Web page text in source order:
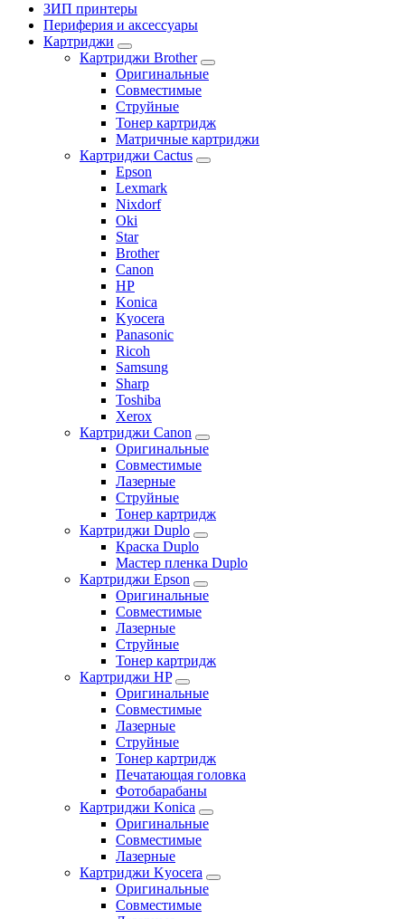
ЗИП принтеры
Периферия и аксессуары
Картриджи
Картриджи Brother
Оригинальные
Совместимые
Струйные
Тонер картридж
Матричные картриджи
Картриджи Cactus
Epson
Lexmark
Nixdorf
Oki
Star
Brother
Canon
HP
Konica
Kyocera
Panasonic
Ricoh
Samsung
Sharp
Toshiba
Xerox
Картриджи Canon
Оригинальные
Совместимые
Лазерные
Струйные
Тонер картридж
Картриджи Duplo
Краска Duplo
Мастер пленка Duplo
Картриджи Epson
Оригинальные
Совместимые
Лазерные
Струйные
Тонер картридж
Картриджи HP
Оригинальные
Совместимые
Лазерные
Струйные
Тонер картридж
Печатающая головка
Фотобарабаны
Картриджи Konica
Оригинальные
Совместимые
Лазерные
Картриджи Kyocera
Оригинальные
Совместимые